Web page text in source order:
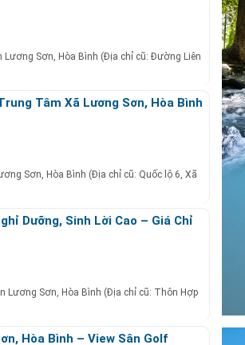
Lương Sơn, Hòa Bình (Địa chỉ cũ: Đường Liên
Tâm Xã Lương Sơn, Hòa Bình
Sơn, Hòa Bình (Địa chỉ cũ: Quốc lộ 6, Xã
Dưỡng, Sinh Lời Cao – Giá Chỉ
Lương Sơn, Hòa Bình (Địa chỉ cũ: Thôn Hợp
Hòa Bình – View Sân Golf